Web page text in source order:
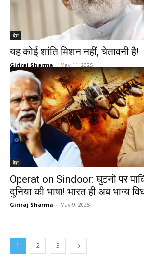
देश
यह कोई शांति मिशन नहीं, चेतावनी है!
Giriraj Sharma - May 11, 2025
देश
Operation Sindoor: घुटनों पर
दुनिया की भाषा! भारत ही अब भाग्य
Giriraj Sharma - May 9, 2025
1 2 3